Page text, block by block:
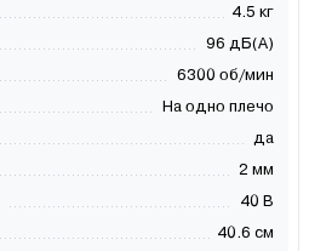
4.5 кг
96 дБ(А)
6300 об/мин
На одно плечо
да
2 мм
40 В
40.6 см